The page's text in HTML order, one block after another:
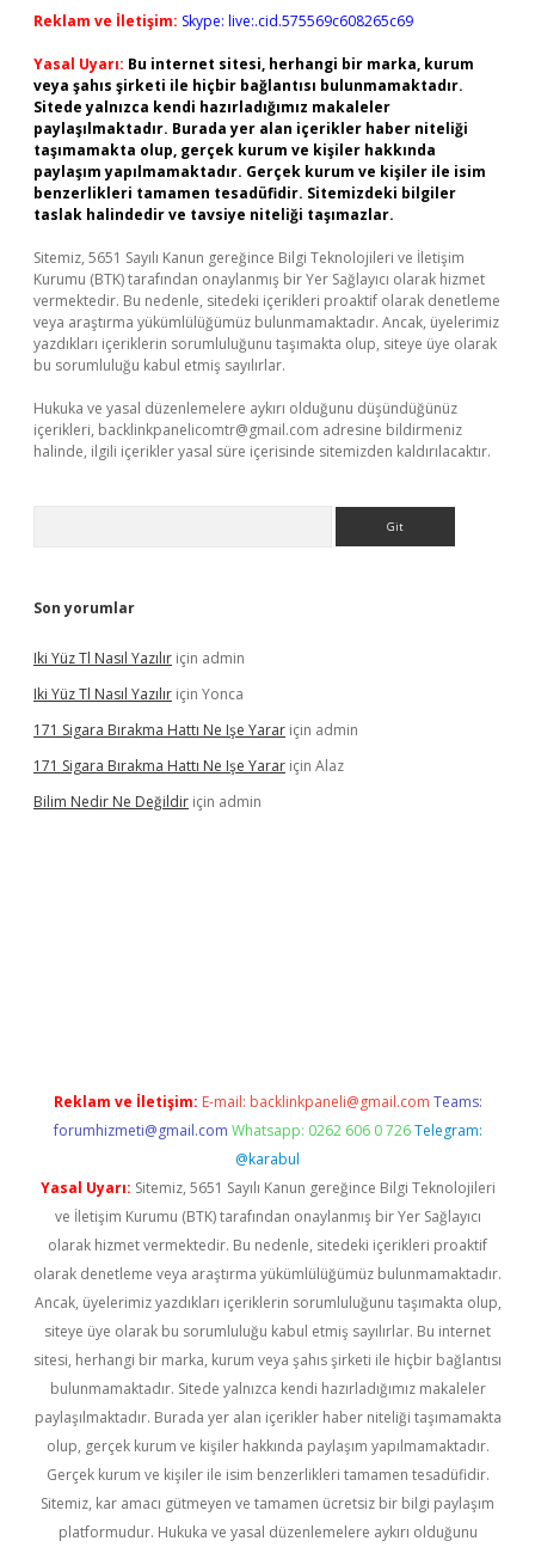
Reklam ve İletişim: Skype: live:.cid.575569c608265c69
Yasal Uyarı: Bu internet sitesi, herhangi bir marka, kurum
veya şahıs şirketi ile hiçbir bağlantısı bulunmamaktadır.
Sitede yalnızca kendi hazırladığımız makaleler
paylaşılmaktadır. Burada yer alan içerikler haber niteliği
taşımamakta olup, gerçek kurum ve kişiler hakkında
paylaşım yapılmamaktadır. Gerçek kurum ve kişiler ile isim
benzerlikleri tamamen tesadüfidir. Sitemizdeki bilgiler
taslak halindedir ve tavsiye niteliği taşımazlar.
Sitemiz, 5651 Sayılı Kanun gereğince Bilgi Teknolojileri ve İletişim
Kurumu (BTK) tarafından onaylanmış bir Yer Sağlayıcı olarak hizmet
vermektedir. Bu nedenle, sitedeki içerikleri proaktif olarak denetleme
veya araştırma yükümlülüğümüz bulunmamaktadır. Ancak, üyelerimiz
yazdıkları içeriklerin sorumluluğunu taşımakta olup, siteye üye olarak
bu sorumluluğu kabul etmiş sayılırlar.
Hukuka ve yasal düzenlemelere aykırı olduğunu düşündüğünüz
içerikleri, backlinkpanelicomtr@gmail.com adresine bildirmeniz
halinde, ilgili içerikler yasal süre içerisinde sitemizden kaldırılacaktır.
Son yorumlar
Iki Yüz Tl Nasıl Yazılır için admin
Iki Yüz Tl Nasıl Yazılır için Yonca
171 Sigara Bırakma Hattı Ne Işe Yarar için admin
171 Sigara Bırakma Hattı Ne Işe Yarar için Alaz
Bilim Nedir Ne Değildir için admin
Reklam ve İletişim: E-mail: backlinkpaneli@gmail.com Teams:
forumhizmeti@gmail.com Whatsapp: 0262 606 0 726 Telegram:
@karabul
Yasal Uyarı: Sitemiz, 5651 Sayılı Kanun gereğince Bilgi Teknolojileri
ve İletişim Kurumu (BTK) tarafından onaylanmış bir Yer Sağlayıcı
olarak hizmet vermektedir. Bu nedenle, sitedeki içerikleri proaktif
olarak denetleme veya araştırma yükümlülüğümüz bulunmamaktadır.
Ancak, üyelerimiz yazdıkları içeriklerin sorumluluğunu taşımakta olup,
siteye üye olarak bu sorumluluğu kabul etmiş sayılırlar. Bu internet
sitesi, herhangi bir marka, kurum veya şahıs şirketi ile hiçbir bağlantısı
bulunmamaktadır. Sitede yalnızca kendi hazırladığımız makaleler
paylaşılmaktadır. Burada yer alan içerikler haber niteliği taşımamakta
olup, gerçek kurum ve kişiler hakkında paylaşım yapılmamaktadır.
Gerçek kurum ve kişiler ile isim benzerlikleri tamamen tesadüfidir.
Sitemiz, kar amacı gütmeyen ve tamamen ücretsiz bir bilgi paylaşım
platformudur. Hukuka ve yasal düzenlemelere aykırı olduğunu